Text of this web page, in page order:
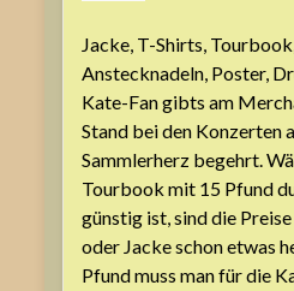
Jacke, T-Shirts,
Anstecknadeln, Poster,
Kate-Fan gibts am
Stand bei den Konzerten
Sammlerherz begehrt.
Tourbook mit 15 Pfund
günstig ist, sind die
oder Jacke schon etwas
Pfund muss man für die